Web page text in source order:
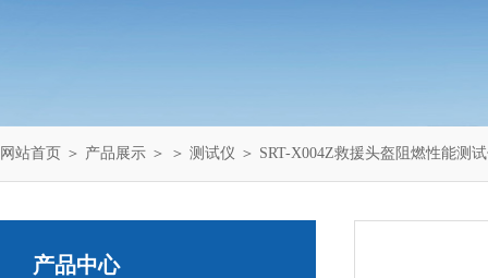
网站首页 ＞ 产品展示 ＞ ＞ 测试仪 ＞ SRT-X004Z救援头盔阻燃性能测
产品中心